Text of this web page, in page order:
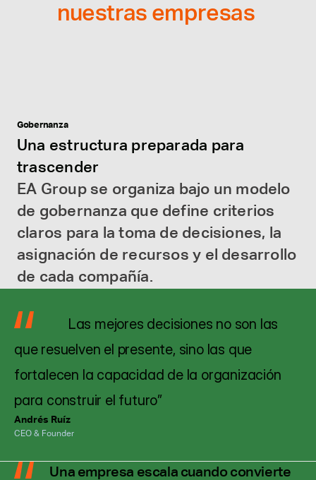
nuestras empresas
Gobernanza
Una estructura preparada para
trascender
EA Group se organiza bajo un modelo
de gobernanza que define criterios
claros para la toma de decisiones, la
asignación de recursos y el desarrollo
de cada compañía.
                Las mejores decisiones no son las
que resuelven el presente, sino las que
fortalecen la capacidad de la organización
para construir el futuro”
Andrés Ruíz
CEO & Founder
              Una empresa escala cuando convierte